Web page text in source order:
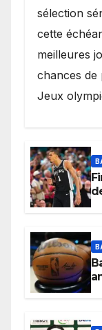
sélection
cette
meilleures
chances
Jeux